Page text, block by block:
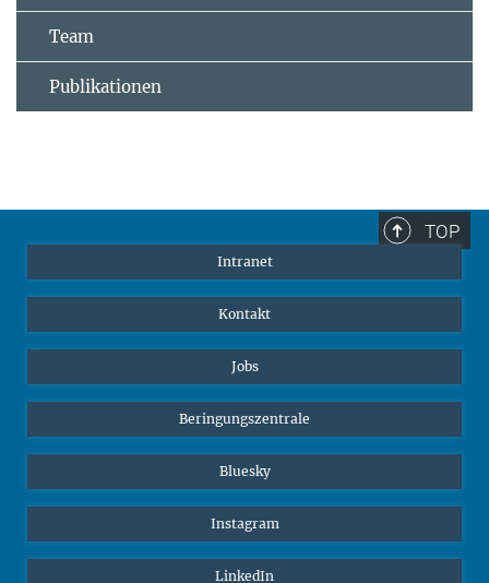
Team
Publikationen
TOP
Intranet
Kontakt
Jobs
Beringungszentrale
Bluesky
Instagram
LinkedIn